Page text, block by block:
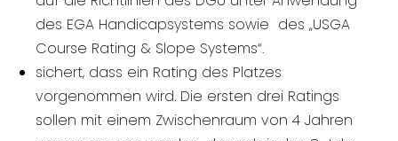
des EGA Handicapsystems sowie des „USGA
Course Rating & Slope Systems“.
sichert, dass ein Rating des Platzes
vorgenommen wird. Die ersten drei Ratings
sollen mit einem Zwischenraum von 4 Jahren